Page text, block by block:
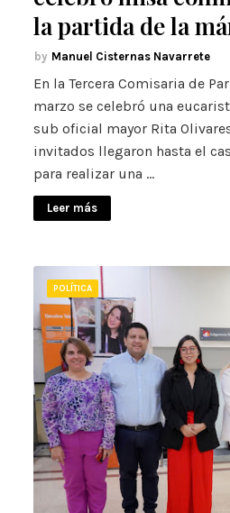
la partida de la
Manuel Cisternas Navarrete
En la Tercera Comisaria de
marzo se celebró una
sub oficial mayor Rita
invitados llegaron hasta el
para realizar una …
Leer más
POLÍTICA